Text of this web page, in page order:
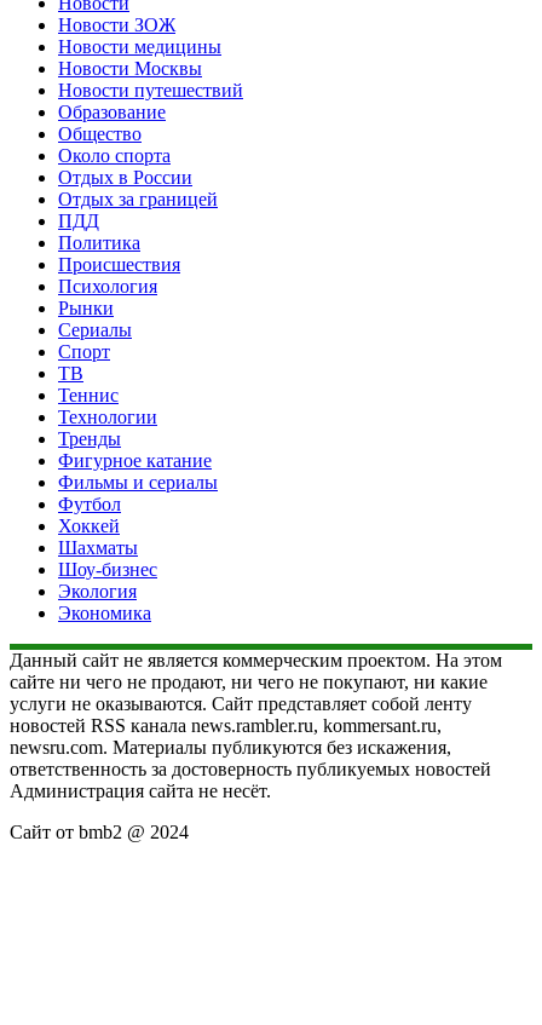
Новости ЗОЖ
Новости медицины
Новости Москвы
Новости путешествий
Образование
Общество
Около спорта
Отдых в России
Отдых за границей
ПДД
Политика
Происшествия
Психология
Рынки
Сериалы
Спорт
ТВ
Теннис
Технологии
Тренды
Фигурное катание
Фильмы и сериалы
Футбол
Хоккей
Шахматы
Шоу-бизнес
Экология
Экономика
Данный сайт не является коммерческим проектом. На этом
сайте ни чего не продают, ни чего не покупают, ни какие
услуги не оказываются. Сайт представляет собой ленту
новостей RSS канала news.rambler.ru, kommersant.ru,
newsru.com. Материалы публикуются без искажения,
ответственность за достоверность публикуемых новостей
Администрация сайта не несёт.
Сайт от bmb2 @ 2024